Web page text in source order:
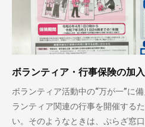
ボランティア・行事保険の加
ボランティア活動中の“万が一”に
ランティア関連の行事を開催する
い。そのようなときは、ぷらざ窓